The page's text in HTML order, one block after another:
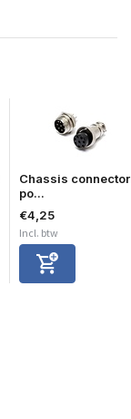
Chassis
po...
€4,25
Incl. btw